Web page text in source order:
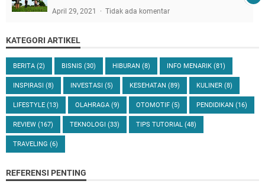
April 29, 2021 Tidak ada komentar
KATEGORI ARTIKEL
BERITA (2) BISNIS (30) HIBURAN (8) INFO MENARIK (81)
INSPIRASI (8) INVESTASI (5) KESEHATAN (89) KULINER (8)
LIFESTYLE (13) OLAHRAGA (9) OTOMOTIF (5) PENDIDIKAN (16)
REVIEW (167) TEKNOLOGI (33) TIPS TUTORIAL (48)
TRAVELING (6)
REFERENSI PENTING